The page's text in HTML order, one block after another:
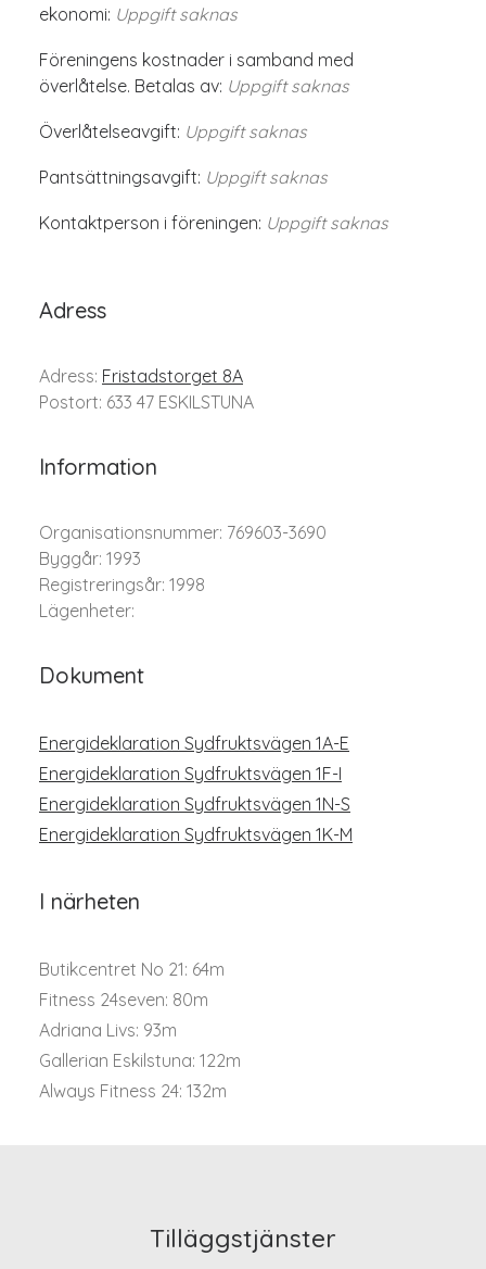
ekonomi: Uppgift saknas
Föreningens kostnader i samband med
överlåtelse. Betalas av: Uppgift saknas
Överlåtelseavgift: Uppgift saknas
Pantsättningsavgift: Uppgift saknas
Kontaktperson i föreningen: Uppgift saknas
Adress
Adress: Fristadstorget 8A
Postort: 633 47 ESKILSTUNA
Information
Organisationsnummer: 769603-3690
Byggår: 1993
Registreringsår: 1998
Lägenheter:
Dokument
Energideklaration Sydfruktsvägen 1A-E
Energideklaration Sydfruktsvägen 1F-I
Energideklaration Sydfruktsvägen 1N-S
Energideklaration Sydfruktsvägen 1K-M
I närheten
Butikcentret No 21: 64m
Fitness 24seven: 80m
Adriana Livs: 93m
Gallerian Eskilstuna: 122m
Always Fitness 24: 132m
Tilläggstjänster